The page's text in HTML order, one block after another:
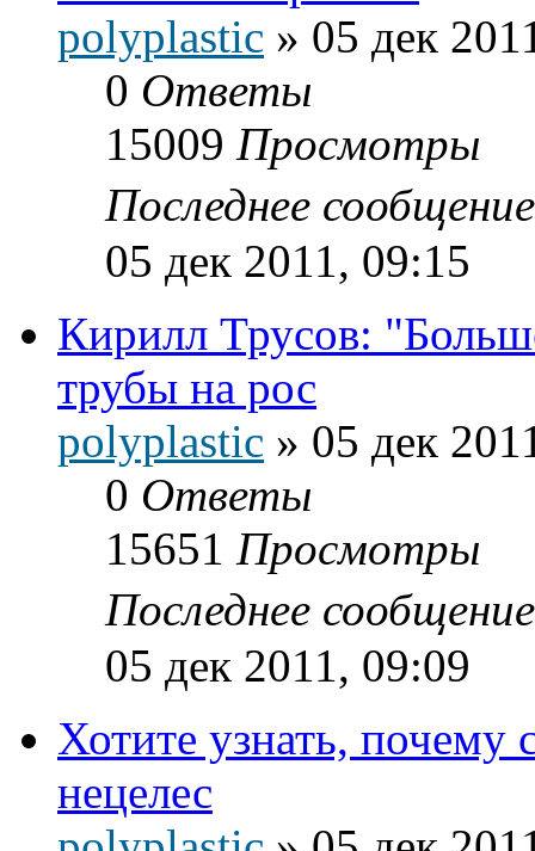
polyplastic » 05 дек
0 Ответы
15009 Просмотры
Последнее
05 дек 2011, 09:15
Кирилл Трусов:
трубы на рос
polyplastic » 05 дек
0 Ответы
15651 Просмотры
Последнее
05 дек 2011, 09:09
Хотите узнать, почему
нецелес